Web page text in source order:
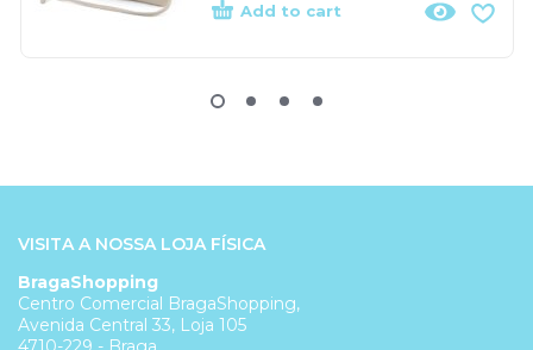
Add to cart
VISITA A NOSSA LOJA FÍSICA
BragaShopping
Centro Comercial BragaShopping,
Avenida Central 33, Loja 105